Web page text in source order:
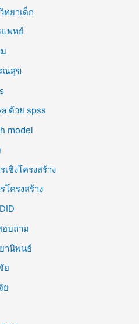
ทยาเด็ก
แพทย์
ณสุข
ด้วย spss
model
เชิงโครงสร้าง
โครงสร้าง
อบถาม
านิพนธ์
ย
ย